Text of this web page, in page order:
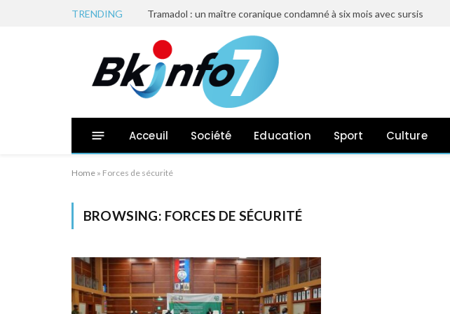
TRENDING Tramadol : un maître coranique condamné à six mois avec sursis
Acceuil Société Education Sport Culture
Home » Forces de sécurité
BROWSING: FORCES DE SÉCURITÉ